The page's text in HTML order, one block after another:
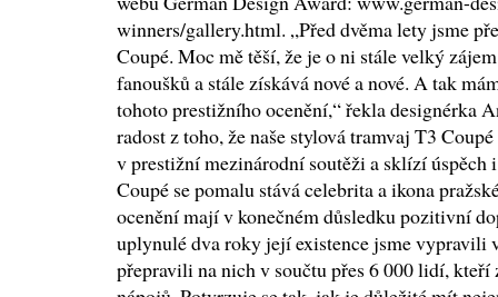
winners/gallery.html. „Před dvěma lety jsme
Coupé. Moc mě těší, že je o ni stále velký
fanoušků a stále získává nové a nové. A tak
tohoto prestižního ocenění,“ řekla designérka
radost z toho, že naše stylová tramvaj T3
v prestižní mezinárodní soutěži a sklízí úspěch
Coupé se pomalu stává celebrita a ikona
ocenění mají v konečném důsledku pozitivní
uplynulé dva roky její existence jsme vypravili
přepravili na nich v součtu přes 6 000 lidí,